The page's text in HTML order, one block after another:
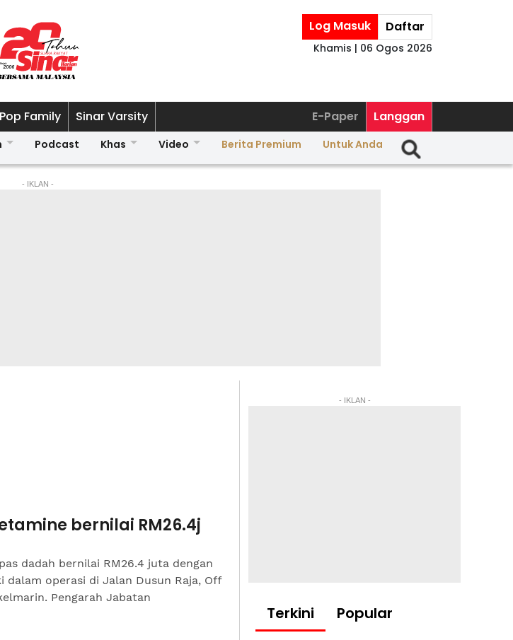
Log Masuk Daftar
Khamis | 06 Ogos 2026
Pop Family Sinar Varsity E-Paper Langgan
Podcast Khas Video Berita Premium Untuk Anda
- IKLAN -
bernilai RM26.4j
dadah bernilai RM26.4 juta dengan
dalam operasi di Jalan Dusun Raja, Off
Pengarah Jabatan
- IKLAN -
Terkini Popular